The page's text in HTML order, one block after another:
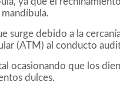
surge debido a la
(ATM) al conducto
ocasionando que los
dulces.